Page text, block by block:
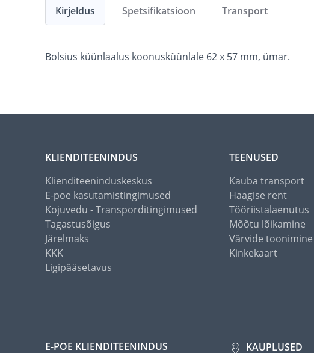
Kirjeldus
Bolsius küünlaalus koonusküünlale 62 x 57 mm, ümar.
Spetsifikatsioon Transport
KLIENDITEENINDUS
Klienditeeninduskeskus
E-poe kasutamistingimused
Kojuvedu - Transporditingimused
Tagastusõigus
Järelmaks
KKK
Ligipääsetavus
TEENUSED
Kauba transport
Haagise rent
Tööriistalaenutus
Mõõtu lõikamine
Värvide toonimine
Kinkekaart
E-POE KLIENDITEENINDUS KAUPLUSED